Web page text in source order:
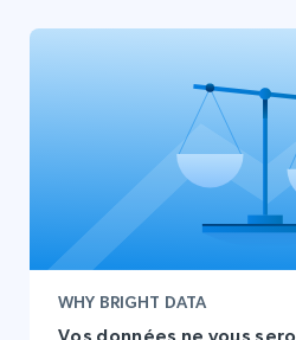
WHY BRIGHT DATA
Vos données ne vous